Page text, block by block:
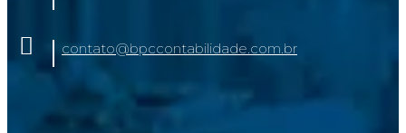
contato@bpccontabilidade.com.br